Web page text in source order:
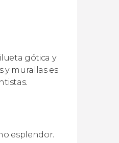
gótica y
y murallas es
esplendor.